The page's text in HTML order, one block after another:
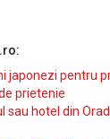
japonezi pentru
prietenie
sau hotel din